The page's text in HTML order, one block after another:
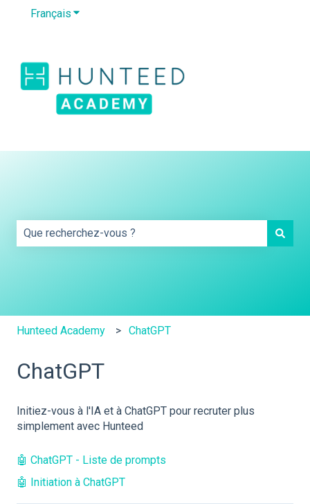
Français Afficher le sous-menu pour les traductions
Il s'agit d'un champ de recherche
Hunteed Academy ChatGPT
ChatGPT
Initiez-vous à l'IA et à ChatGPT pour recruter plus
simplement avec Hunteed
🤖 ChatGPT - Liste de prompts
🤖 Initiation à ChatGPT